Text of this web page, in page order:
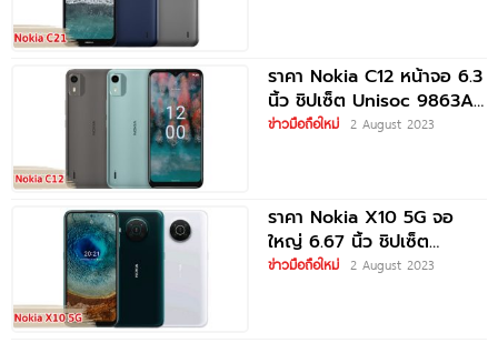
ราคา Nokia C12 หน้าจอ 6.3
นิ้ว ชิปเซ็ต Unisoc 9863A1
กล้องหลัง
ข่าวมือถือใหม่ 2 August 2023
ราคา Nokia X10 5G จอ
ใหญ่ 6.67 นิ้ว ชิปเซ็ต
Snapdragon 480
ข่าวมือถือใหม่ 2 August 2023